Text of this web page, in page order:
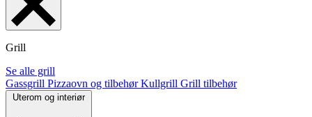
Grill
Se alle grill
Gassgrill Pizzaovn og tilbehørKullgrill Grill tilbehør
Uterom og interiør